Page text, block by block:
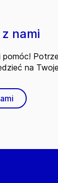
nami
na